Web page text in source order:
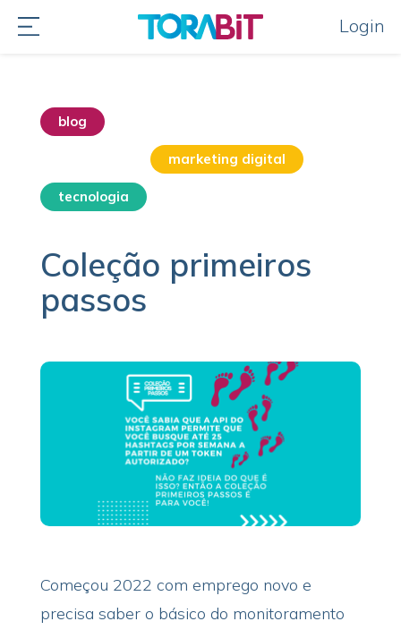
Login
blog
marketing digital
tecnologia
Coleção primeiros
passos
Começou 2022 com emprego novo e
precisa saber o básico do monitoramento